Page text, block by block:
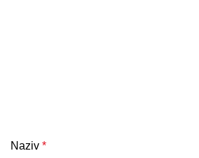
Naziv *